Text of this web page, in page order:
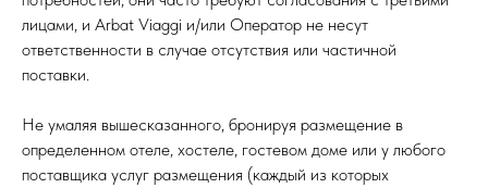
лицами, и Arbat Viaggi и/или Оператор не несут
ответственности в случае отсутствия или частичной
поставки.
Не умаляя вышесказанного, бронируя размещение в
определенном отеле, хостеле, гостевом доме или у любого
поставщика услуг размещения (каждый из которых